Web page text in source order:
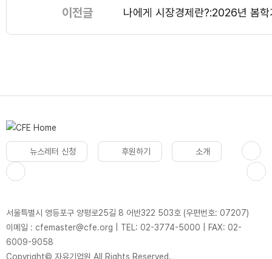
이전글 나에게 시장경제란?:2026년 봄
뉴스레터 신청 후원하기 소개
서울특별시 영등포구 양평로25길 8 어반322 503호 (우편번호: 07207)
이메일 : cfemaster@cfe.org
TEL: 02-3774-5000
FAX: 02-
6009-9058
Copyright© 자유기업원 All Rights Reserved.